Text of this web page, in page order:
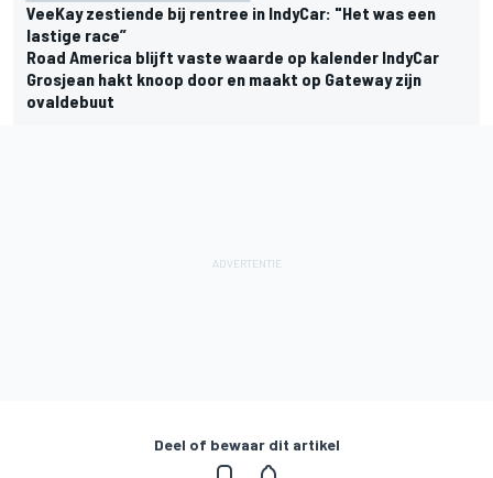
VeeKay zestiende bij rentree in IndyCar: "Het was een
lastige race”
Road America blijft vaste waarde op kalender IndyCar
Grosjean hakt knoop door en maakt op Gateway zijn
ovaldebuut
Deel of bewaar dit artikel